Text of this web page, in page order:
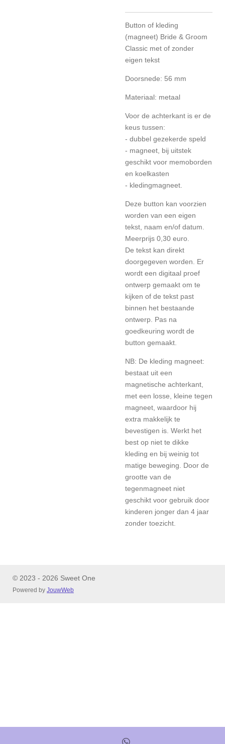
Button of kleding
(magneet) Bride & Groom
Classic met of zonder
eigen tekst
Doorsnede: 56 mm
Materiaal: metaal
Voor de achterkant is er de
keus tussen:
- dubbel gezekerde speld
- magneet, bij uitstek
geschikt voor memoborden
en koelkasten
- kledingmagneet.
Deze button kan voorzien
worden van een eigen
tekst, naam en/of datum.
Meerprijs 0,30 euro.
De tekst kan direkt
doorgegeven worden. Er
wordt een digitaal proef
ontwerp gemaakt om te
kijken of de tekst past
binnen het bestaande
ontwerp. Pas na
goedkeuring wordt de
button gemaakt.
NB: De kleding magneet:
bestaat uit een
magnetische achterkant,
met een losse, kleine tegen
magneet, waardoor hij
extra makkelijk te
bevestigen is. Werkt het
best op niet te dikke
kleding en bij weinig tot
matige beweging. Door de
grootte van de
tegenmagneet niet
geschikt voor gebruik door
kinderen jonger dan 4 jaar
zonder toezicht.
© 2023 - 2026 Sweet One
Powered by JouwWeb